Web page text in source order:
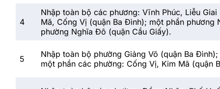
4
Nhập toàn bộ các phương: Vĩnh Phúc, Liễu
Mã, Cống Vị (quận Ba Đình); một phần
phường Nghĩa Đô (quận Cầu Giấy).
5
Nhập toàn bộ phường Giảng Võ (quận Ba
một phần các phường: Cống Vị, Kim Mã (quận